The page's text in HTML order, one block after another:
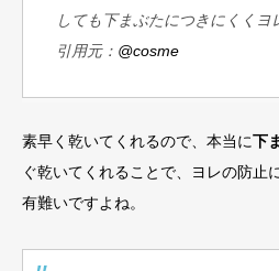
しても下まぶたにつきにくくヨ
引用元： @cosme
素早く乾いてくれるので、本当に下
ぐ乾いてくれることで、ヨレの防止
有難いですよね。